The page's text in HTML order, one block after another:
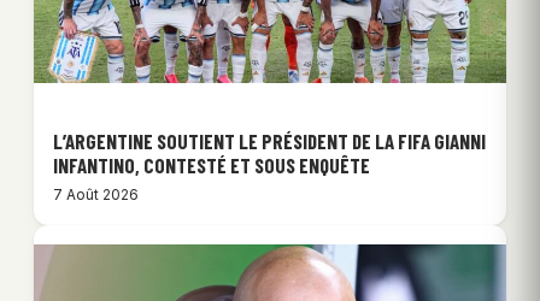
L’ARGENTINE SOUTIENT LE PRÉSIDENT DE LA FIFA GIANNI
INFANTINO, CONTESTÉ ET SOUS ENQUÊTE
7 Août 2026